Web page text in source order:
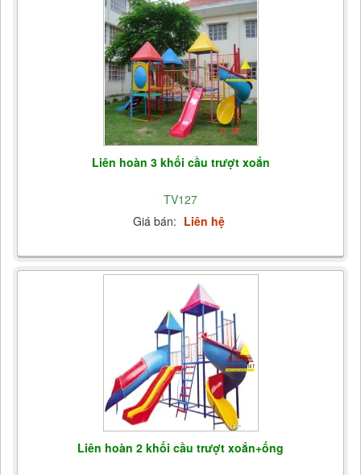
Liên hoàn 3 khối cầu trượt xoắn
TV127
Giá bán: Liên hệ
Liên hoàn 2 khối cầu trượt xoắn+ống